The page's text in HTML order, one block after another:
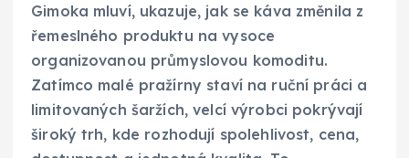
Gimoka mluví, ukazuje, jak se káva změnila z
řemeslného produktu na vysoce
organizovanou průmyslovou komoditu.
Zatímco malé pražírny staví na ruční práci a
limitovaných šaržích, velcí výrobci pokrývají
široký trh, kde rozhodují spolehlivost, cena,